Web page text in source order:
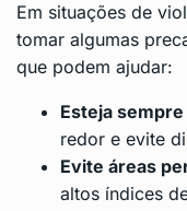
Em situações de
tomar algumas
que podem ajudar:
Esteja
redor e evite
Evite áreas
altos índices